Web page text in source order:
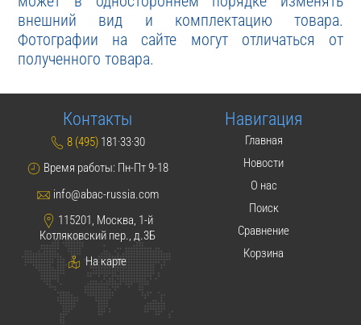
внешний вид и комплектацию товара.
Фотографии на сайте могут отличаться от
полученного товара.
Контакты
8 (495) 181·33·30
Время работы: Пн-Пт 9-18
info@abac-russia.com
115201, Москва, 1-й
Котляковский пер., д.3Б
На карте
Навигация
Главная
Новости
О нас
Поиск
Сравнение
Корзина